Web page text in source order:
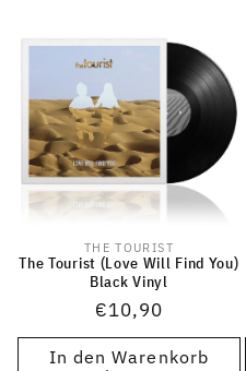
Anbieter:
THE TOURIST
The Tourist (Love Will Find You)
Black Vinyl
Normaler
Preis
€10,90
In den Warenkorb